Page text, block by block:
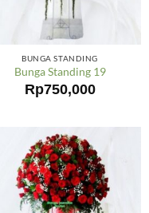
BUNGA STANDING
Bunga Standing 19
Rp750,000